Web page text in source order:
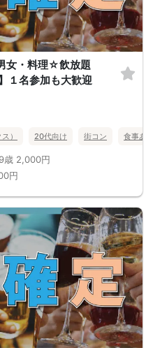
女・料理☆飲放題
１名参加も大歓迎
） 20代向け 街コン 食事あ
歳 2,000円
円